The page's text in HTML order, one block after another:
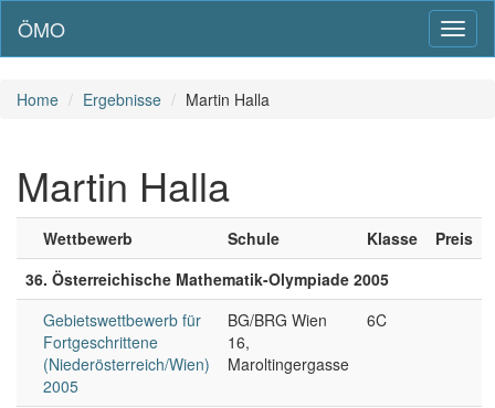
ÖMO
Home Ergebnisse Martin Halla
Martin Halla
Wettbewerb Schule Klasse
Preis
36. Österreichische Mathematik-Olympiade 2005
Gebietswettbewerb für
Fortgeschrittene
(Niederösterreich/Wien)
2005
BG/BRG Wien
16,
Maroltingergasse
6C